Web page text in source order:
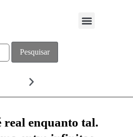
real enquanto tal.